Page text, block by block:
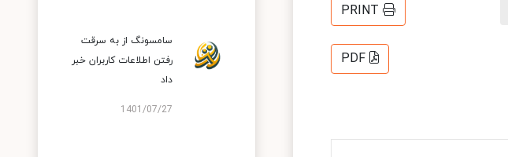
PRINT
PDF
سامسونگ از به سرقت
رفتن اطلاعات کاربران خبر
داد
1401/07/27